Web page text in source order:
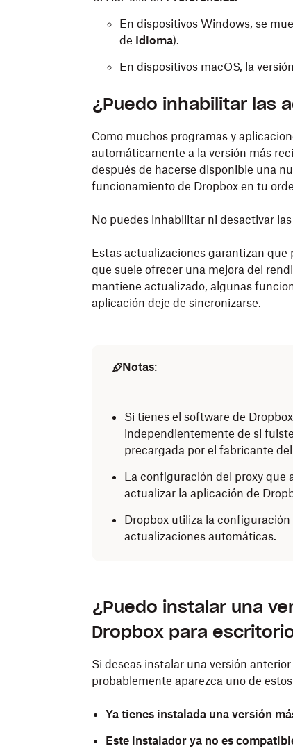
En dispositivos Windows, se
de Idioma).
En dispositivos macOS, la
¿Puedo inhabilitar las
Como muchos programas y
automáticamente a la versión más
después de hacerse disponible una
funcionamiento de Dropbox en tu
No puedes inhabilitar ni desactivar
Estas actualizaciones garantizan que
que suele ofrecer una mejora del
mantiene actualizado, algunas
aplicación deje de sincronizarse.
Notas:
Si tienes el software de
independientemente de si
precargada por el fabricante
La configuración del proxy que
actualizar la aplicación de
Dropbox utiliza la
actualizaciones automáticas.
¿Puedo instalar una
Dropbox para
Si deseas instalar una versión
probablemente aparezca uno de
Ya tienes instalada una versión
Este instalador ya no es